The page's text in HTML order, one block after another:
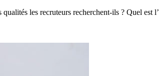
les recruteurs recherchent-ils ? Quel est